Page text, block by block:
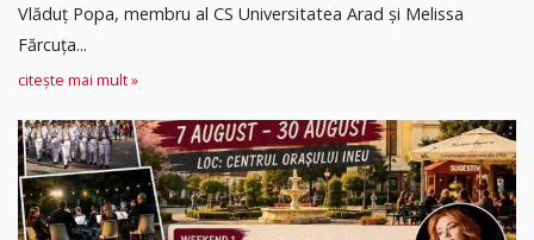
Vlăduț Popa, membru al CS Universitatea Arad și Melissa
Fărcuța...
citește mai mult »